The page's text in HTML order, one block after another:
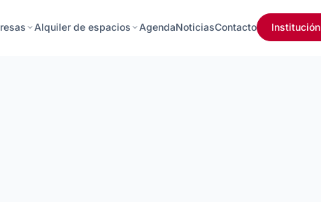
Alquiler de espacios AgendaNoticiasContacto Institución